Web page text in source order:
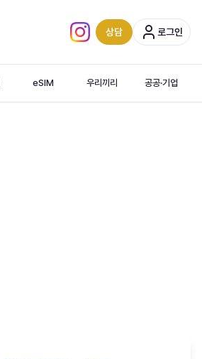
인스타그램 (새 탭)
상담 로그인
eSIM 우리끼리 공공·기업